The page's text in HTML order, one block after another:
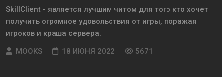
SkillClient - является лучшим читом для того кто хочет
получить огромное удовольствия от игры, поражая
игроков и краша сервера.
MOOKS
18 ИЮНЯ 2022 5671